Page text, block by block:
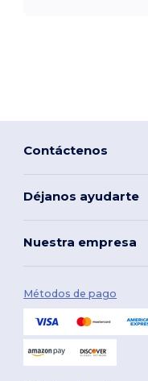
Contáctenos
Déjanos ayudarte
Nuestra empresa
Métodos de pago